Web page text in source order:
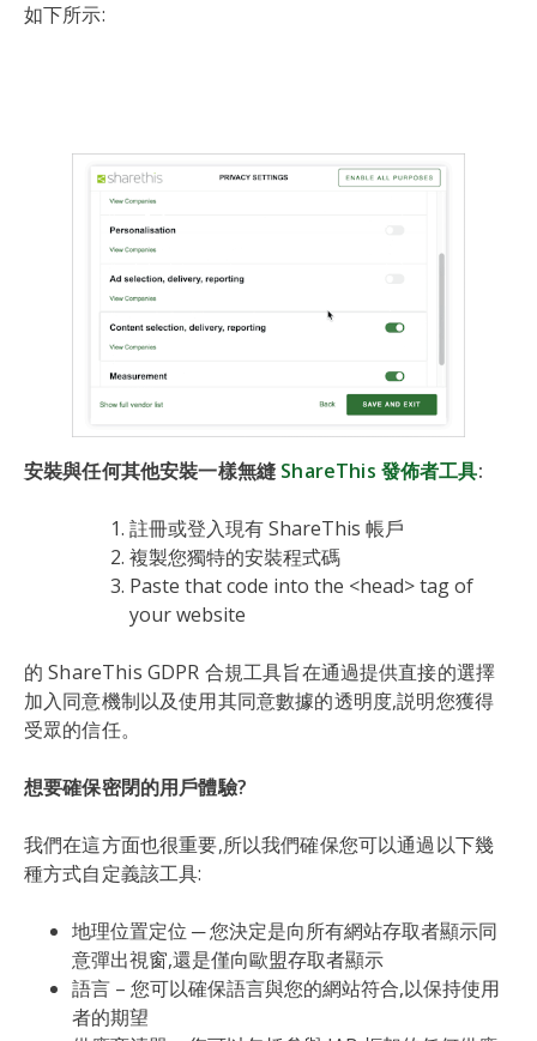
如下所示:
安裝與任何其他安裝一樣無縫 ShareThis 發佈者工具:
註冊或登入現有 ShareThis 帳戶
複製您獨特的安裝程式碼
Paste that code into the <head> tag of
your website
的 ShareThis GDPR 合規工具旨在通過提供直接的選擇
加入同意機制以及使用其同意數據的透明度,説明您獲得
受眾的信任。
想要確保密閉的用戶體驗?
我們在這方面也很重要,所以我們確保您可以通過以下幾
種方式自定義該工具:
地理位置定位 ─ 您決定是向所有網站存取者顯示同
意彈出視窗,還是僅向歐盟存取者顯示
語言 – 您可以確保語言與您的網站符合,以保持使用
者的期望